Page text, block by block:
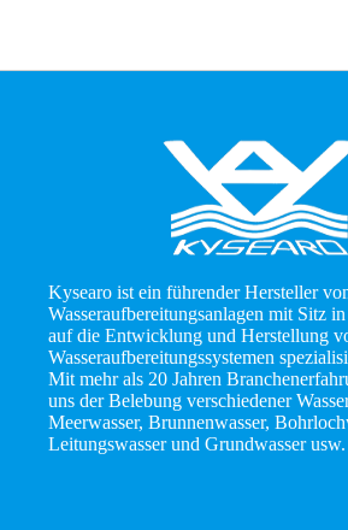
Kysearo ist ein führender Hersteller
Wasseraufbereitungsanlagen mit Sitz
auf die Entwicklung und Herstellung
Wasseraufbereitungssystemen
Mit mehr als 20 Jahren
uns der Belebung verschiedener
Meerwasser, Brunnenwasser,
Leitungswasser und Grundwasser usw.